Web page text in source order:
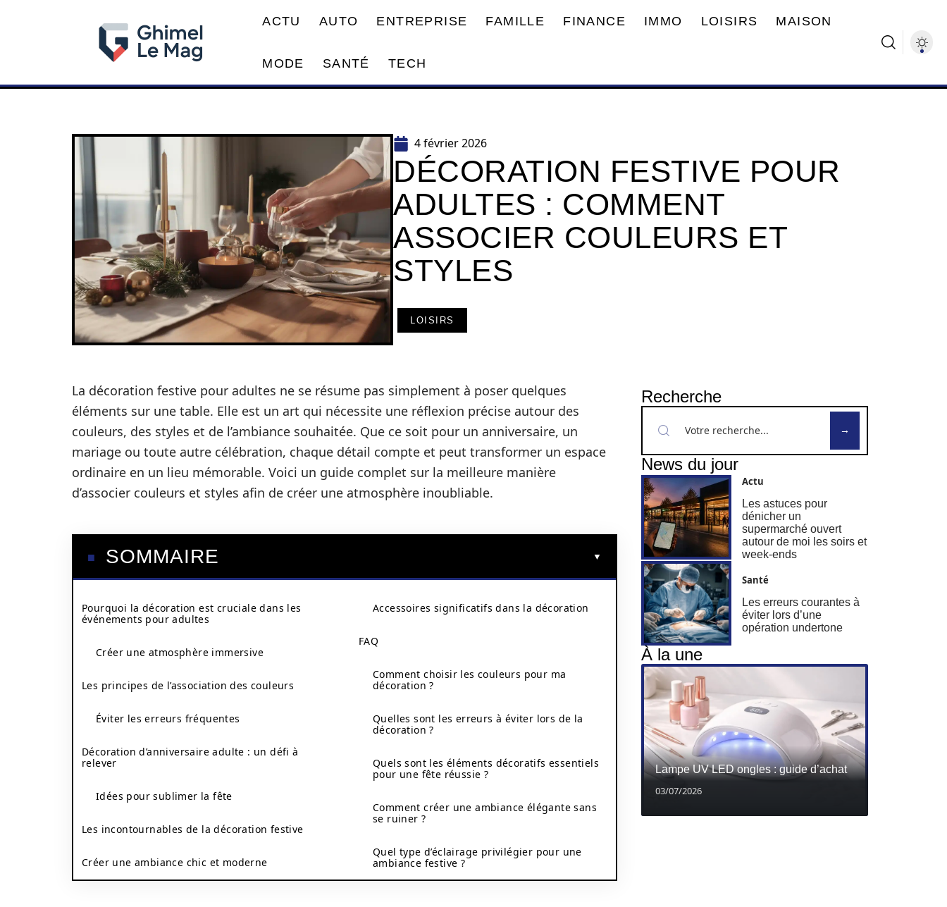
ACTU AUTO ENTREPRISE FAMILLE FINANCE IMMO LOISIRS MAISON
MODE SANTÉ TECH
4 février 2026
DÉCORATION FESTIVE POUR
ADULTES : COMMENT
ASSOCIER COULEURS ET
STYLES
LOISIRS
La décoration festive pour adultes ne se résume pas simplement à poser quelques
éléments sur une table. Elle est un art qui nécessite une réflexion précise autour des
couleurs, des styles et de l’ambiance souhaitée. Que ce soit pour un anniversaire, un
mariage ou toute autre célébration, chaque détail compte et peut transformer un espace
ordinaire en un lieu mémorable. Voici un guide complet sur la meilleure manière
d’associer couleurs et styles afin de créer une atmosphère inoubliable.
SOMMAIRE
Pourquoi la décoration est cruciale dans les
événements pour adultes
Créer une atmosphère immersive
Les principes de l’association des couleurs
Éviter les erreurs fréquentes
Décoration d’anniversaire adulte : un défi à
relever
Idées pour sublimer la fête
Les incontournables de la décoration festive
Créer une ambiance chic et moderne
Accessoires significatifs dans la décoration
FAQ
Comment choisir les couleurs pour ma
décoration ?
Quelles sont les erreurs à éviter lors de la
décoration ?
Quels sont les éléments décoratifs essentiels
pour une fête réussie ?
Comment créer une ambiance élégante sans
se ruiner ?
Quel type d’éclairage privilégier pour une
ambiance festive ?
Recherche
News du jour
Actu
Les astuces pour
dénicher un
supermarché ouvert
autour de moi les soirs et
week-ends
Santé
Les erreurs courantes à
éviter lors d’une
opération undertone
À la une
Lampe UV LED ongles : guide d’achat
03/07/2026